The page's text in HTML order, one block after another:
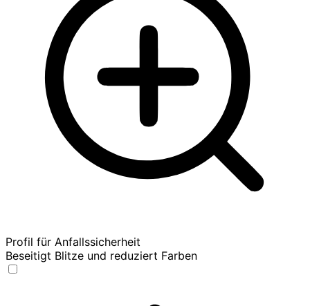
Profil für Anfallssicherheit
Beseitigt Blitze und reduziert Farben